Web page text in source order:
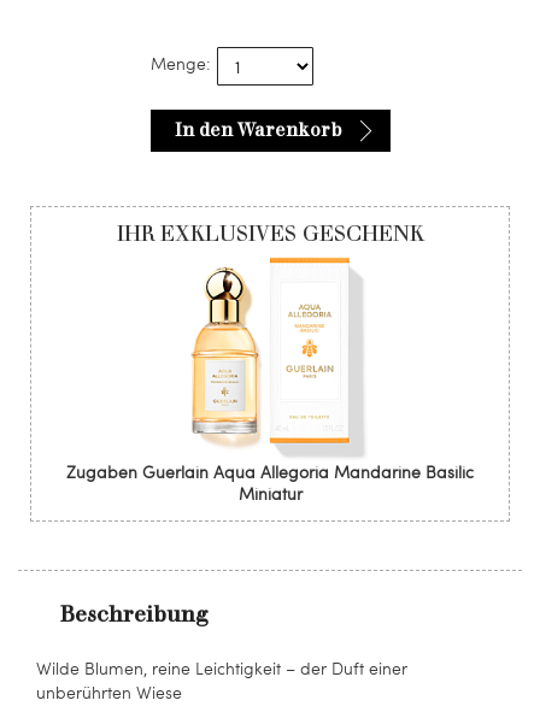
Menge:
In den Warenkorb
Beschreibung
Wilde Blumen, reine Leichtigkeit – der Duft einer
unberührten Wiese
IHR EXKLUSIVES GESCHENK
Zugaben Guerlain Aqua Allegoria Mandarine Basilic
Miniatur